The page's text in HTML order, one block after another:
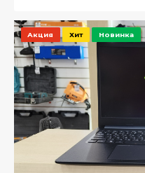
Акция Хит Новинка